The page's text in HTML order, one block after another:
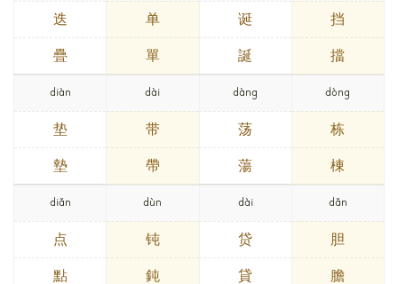
迭
疊
单
單
诞
誕
挡
擋
diàn
垫
墊
dài
带
帶
dàng
荡
蕩
dòng
栋
棟
diǎn
点
點
dùn
钝
鈍
dài
贷
貸
dǎn
胆
膽